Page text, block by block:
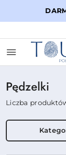
Przejdź do
Przejdź do
Przejdź do
Przejdź do
Przejdź do
Pędzelki
Liczba